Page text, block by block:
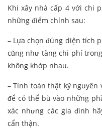
Khi xây nhà cấp 4 với chi
những điểm chính sau:
– Lựa chọn đúng diện tích
cũng như tăng chi phí
không khớp nhau.
– Tính toán thật kỹ
để có thể bù vào những
xác nhưng các gia đình
cẩn thận.